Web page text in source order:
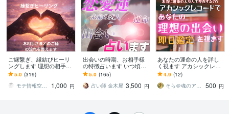
ご縁繋ぎ、縁結びヒーリ
ングします 理想の相手と
繋がりやすくなるヒーリ
ング
5.0 (319)
モテ情報空間書換え ヒーラー HU
1,000 円
出会いの時期、お相手様
の特徴占います いつ頃？
何をきっかけに？どんな
流れなの？を占います
5.0 (165)
占い師 金木犀 3,500 円
あなたの運命の人を詳し
く視ます アカシックレコ
ードが教える魂の約束｜
即日鑑定
4.9 (12)
そら＠魂のアカシックリーダー
500 円